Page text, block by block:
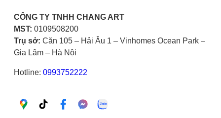
CÔNG TY TNHH CHANG ART
MST: 0109508200
Trụ sở: Căn 105 – Hải Âu 1 – Vinhomes Ocean Park –
Gia Lâm – Hà Nội
Hotline: 0993752222